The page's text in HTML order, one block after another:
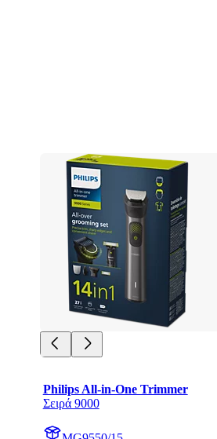
Philips All-in-One Trimmer
Σειρά 9000